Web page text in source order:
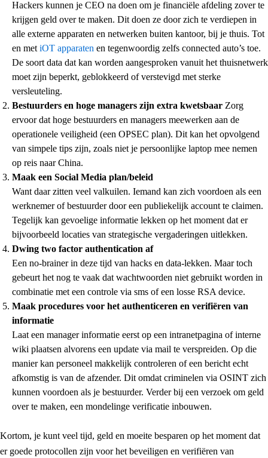
Hackers kunnen je CEO na doen om je financiële afdeling zover te
krijgen geld over te maken. Dit doen ze door zich te verdiepen in
alle externe apparaten en netwerken buiten kantoor, bij je thuis. Tot
en met iOT apparaten en tegenwoordig zelfs connected auto’s toe.
De soort data dat kan worden aangesproken vanuit het thuisnetwerk
moet zijn beperkt, geblokkeerd of verstevigd met sterke
versleuteling.
Bestuurders en hoge managers zijn extra kwetsbaar Zorg
ervoor dat hoge bestuurders en managers meewerken aan de
operationele veiligheid (een OPSEC plan). Dit kan het opvolgend
van simpele tips zijn, zoals niet je persoonlijke laptop mee nemen
op reis naar China.
Maak een Social Media plan/beleid
Want daar zitten veel valkuilen. Iemand kan zich voordoen als een
werknemer of bestuurder door een publiekelijk account te claimen.
Tegelijk kan gevoelige informatie lekken op het moment dat er
bijvoorbeeld locaties van strategische vergaderingen uitlekken.
Dwing two factor authentication af
Een no-brainer in deze tijd van hacks en data-lekken. Maar toch
gebeurt het nog te vaak dat wachtwoorden niet gebruikt worden in
combinatie met een controle via sms of een losse RSA device.
Maak procedures voor het authenticeren en verifiëren van
informatie
Laat een manager informatie eerst op een intranetpagina of interne
wiki plaatsen alvorens een update via mail te verspreiden. Op die
manier kan personeel makkelijk controleren of een bericht echt
afkomstig is van de afzender. Dit omdat criminelen via OSINT zich
kunnen voordoen als je bestuurder. Verder bij een verzoek om geld
over te maken, een mondelinge verificatie inbouwen.
Kortom, je kunt veel tijd, geld en moeite besparen op het moment dat
er goede protocollen zijn voor het beveiligen en verifiëren van